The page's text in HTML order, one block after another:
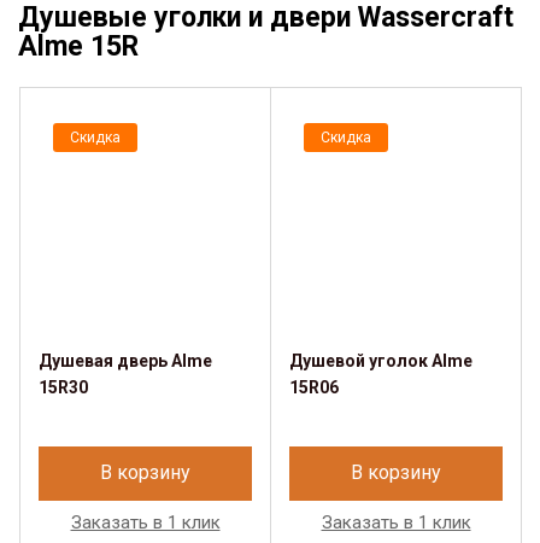
Душевые уголки и двери Wassercraft
Alme 15R
Скидка
Душевая дверь Alme
15R30
В корзину
Заказать в 1 клик
Скидка
Душевой уголок Alme
15R06
В корзину
Заказать в 1 клик